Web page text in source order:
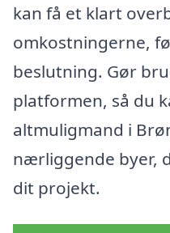
kan få et klart
omkostningerne,
beslutning. Gør
platformen, så du
altmuligmand i
nærliggende byer,
dit projekt.